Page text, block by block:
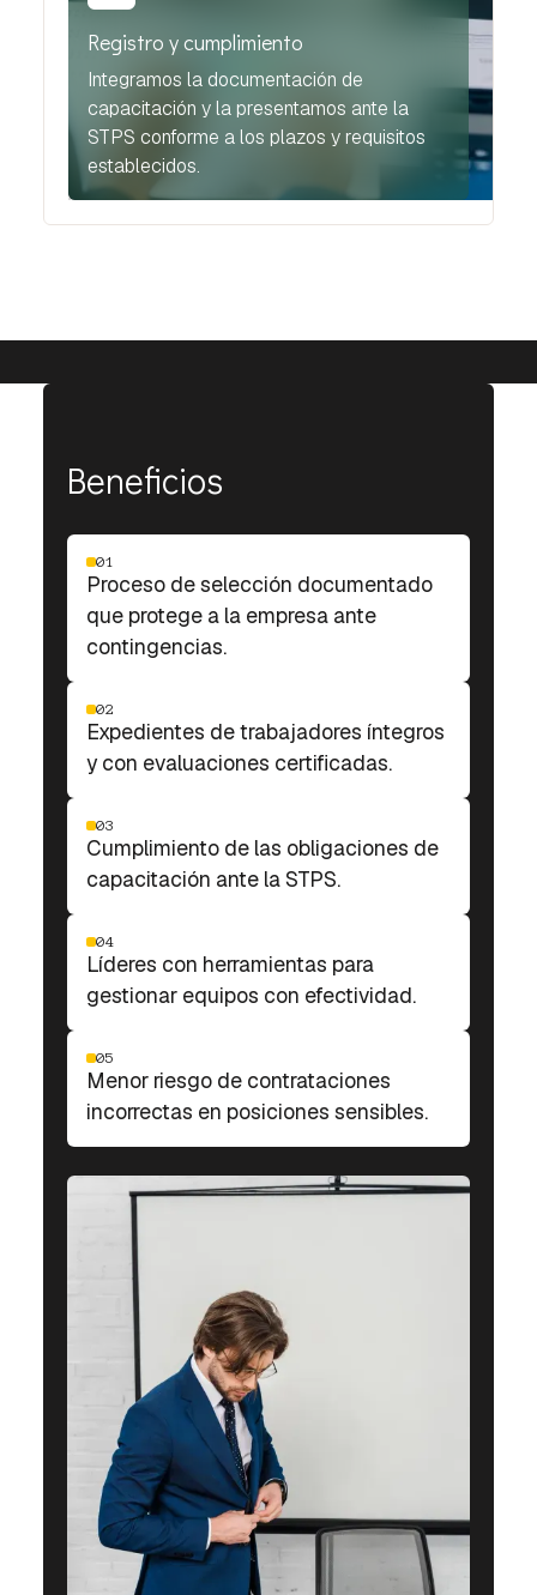
Registro y cumplimiento
Integramos la documentación de
capacitación y la presentamos ante la
STPS conforme a los plazos y requisitos
establecidos.
Beneficios
01
Proceso de selección documentado
que protege a la empresa ante
contingencias.
02
Expedientes de trabajadores íntegros
y con evaluaciones certificadas.
03
Cumplimiento de las obligaciones de
capacitación ante la STPS.
04
Líderes con herramientas para
gestionar equipos con efectividad.
05
Menor riesgo de contrataciones
incorrectas en posiciones sensibles.